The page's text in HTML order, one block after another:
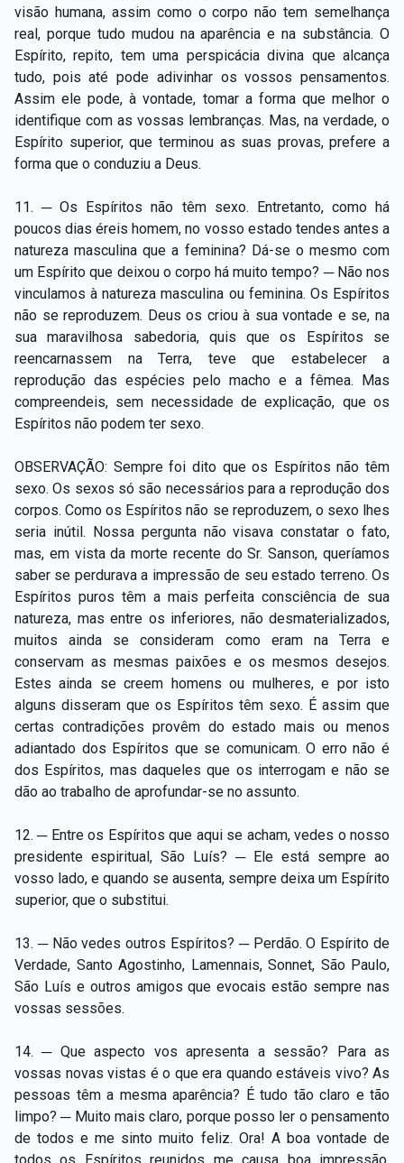
visão humana, assim como o corpo não tem semelhança
real, porque tudo mudou na aparência e na substância. O
Espírito, repito, tem uma perspicácia divina que alcança
tudo, pois até pode adivinhar os vossos pensamentos.
Assim ele pode, à vontade, tomar a forma que melhor o
identifique com as vossas lembranças. Mas, na verdade, o
Espírito superior, que terminou as suas provas, prefere a
forma que o conduziu a Deus.
11. ─ Os Espíritos não têm sexo. Entretanto, como há
poucos dias éreis homem, no vosso estado tendes antes a
natureza masculina que a feminina? Dá-se o mesmo com
um Espírito que deixou o corpo há muito tempo? ─ Não nos
vinculamos à natureza masculina ou feminina. Os Espíritos
não se reproduzem. Deus os criou à sua vontade e se, na
sua maravilhosa sabedoria, quis que os Espíritos se
reencarnassem na Terra, teve que estabelecer a
reprodução das espécies pelo macho e a fêmea. Mas
compreendeis, sem necessidade de explicação, que os
Espíritos não podem ter sexo.
OBSERVAÇÃO: Sempre foi dito que os Espíritos não têm
sexo. Os sexos só são necessários para a reprodução dos
corpos. Como os Espíritos não se reproduzem, o sexo lhes
seria inútil. Nossa pergunta não visava constatar o fato,
mas, em vista da morte recente do Sr. Sanson, queríamos
saber se perdurava a impressão de seu estado terreno. Os
Espíritos puros têm a mais perfeita consciência de sua
natureza, mas entre os inferiores, não desmaterializados,
muitos ainda se consideram como eram na Terra e
conservam as mesmas paixões e os mesmos desejos.
Estes ainda se creem homens ou mulheres, e por isto
alguns disseram que os Espíritos têm sexo. É assim que
certas contradições provêm do estado mais ou menos
adiantado dos Espíritos que se comunicam. O erro não é
dos Espíritos, mas daqueles que os interrogam e não se
dão ao trabalho de aprofundar-se no assunto.
12. ─ Entre os Espíritos que aqui se acham, vedes o nosso
presidente espiritual, São Luís? ─ Ele está sempre ao
vosso lado, e quando se ausenta, sempre deixa um Espírito
superior, que o substitui.
13. ─ Não vedes outros Espíritos? ─ Perdão. O Espírito de
Verdade, Santo Agostinho, Lamennais, Sonnet, São Paulo,
São Luís e outros amigos que evocais estão sempre nas
vossas sessões.
14. ─ Que aspecto vos apresenta a sessão? Para as
vossas novas vistas é o que era quando estáveis vivo? As
pessoas têm a mesma aparência? É tudo tão claro e tão
limpo? ─ Muito mais claro, porque posso ler o pensamento
de todos e me sinto muito feliz. Ora! A boa vontade de